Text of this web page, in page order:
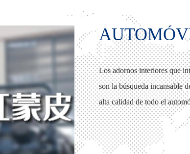
Los adornos interiores que
son la búsqueda incansable
alta calidad de todo el